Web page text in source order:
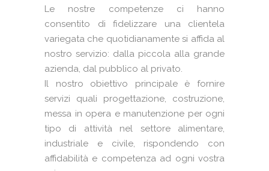
Le nostre competenze ci hanno
consentito di fidelizzare una clientela
variegata che quotidianamente si affida al
nostro servizio: dalla piccola alla grande
azienda, dal pubblico al privato.
Il nostro obiettivo principale è fornire
servizi quali progettazione, costruzione,
messa in opera e manutenzione per ogni
tipo di attività nel settore alimentare,
industriale e civile, rispondendo con
affidabilità e competenza ad ogni vostra